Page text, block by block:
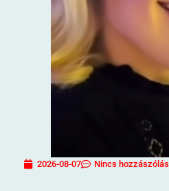
2026-08-07 Nincs hozzászólás